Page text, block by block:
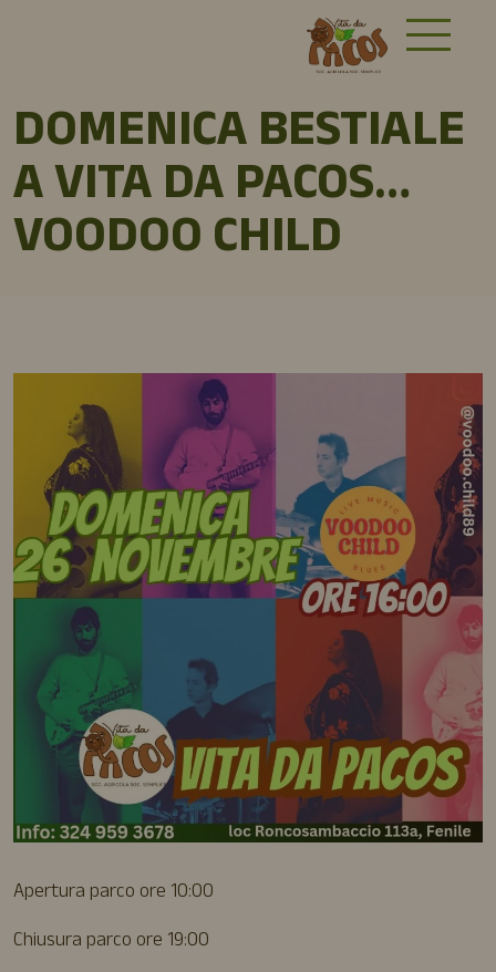
DOMENICA BESTIALE
A VITA DA PACOS…
VOODOO CHILD
Apertura parco ore 10:00
Chiusura parco ore 19:00